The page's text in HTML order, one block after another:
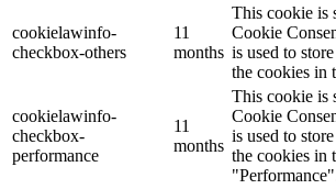
cookielawinfo-
checkbox-others
11
months
This cookie is
Cookie
is used to
the cookies in
cookielawinfo-
checkbox-
performance
11
months
This cookie is
Cookie
is used to
the cookies in